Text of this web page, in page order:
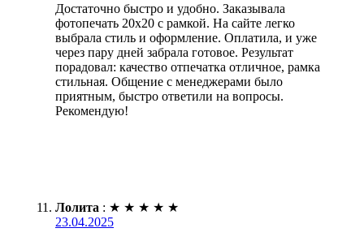
Достаточно быстро и удобно. Заказывала
фотопечать 20х20 с рамкой. На сайте легко
выбрала стиль и оформление. Оплатила, и уже
через пару дней забрала готовое. Результат
порадовал: качество отпечатка отличное, рамка
стильная. Общение с менеджерами было
приятным, быстро ответили на вопросы.
Рекомендую!
Лолита : ★ ★ ★ ★ ★
23.04.2025